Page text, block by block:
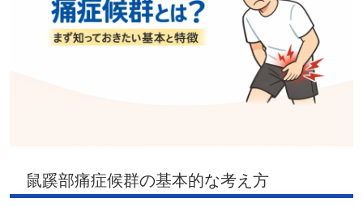
鼠蹊部痛症候群の基本的な考え方